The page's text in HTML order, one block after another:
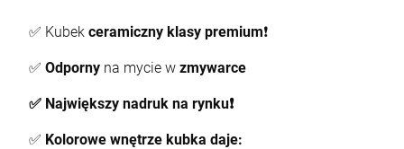
3 wiele wzorów
✅ Kubek ceramiczny klasy premium❗
✅ Odporny na mycie w zmywarce
✅ Największy nadruk na rynku❗
✅ Kolorowe wnętrze kubka daje: